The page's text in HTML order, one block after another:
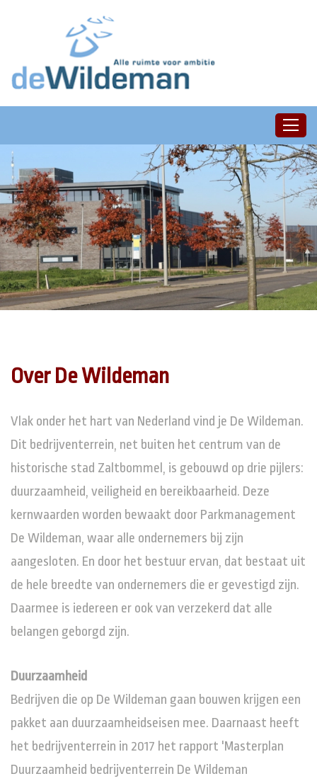
Over De Wildeman
Vlak onder het hart van Nederland vind je De Wildeman.
Dit bedrijventerrein, net buiten het centrum van de
historische stad Zaltbommel, is gebouwd op drie pijlers:
duurzaamheid, veiligheid en bereikbaarheid. Deze
kernwaarden worden bewaakt door Parkmanagement
De Wildeman, waar alle ondernemers bij zijn
aangesloten. En door het bestuur ervan, dat bestaat uit
de hele breedte van ondernemers die er gevestigd zijn.
Daarmee is iedereen er ook van verzekerd dat alle
belangen geborgd zijn.
Duurzaamheid
Bedrijven die op De Wildeman gaan bouwen krijgen een
pakket aan duurzaamheidseisen mee. Daarnaast heeft
het bedrijventerrein in 2017 het rapport 'Masterplan
Duurzaamheid bedrijventerrein De Wildeman